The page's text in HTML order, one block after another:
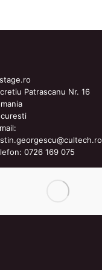
Patrascanu Nr. 16
0726 169 075